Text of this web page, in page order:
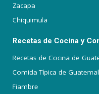
Zacapa
Chiquimula
Recetas de Cocina y
Recetas de Cocina de
Comida Típica de
Fiambre